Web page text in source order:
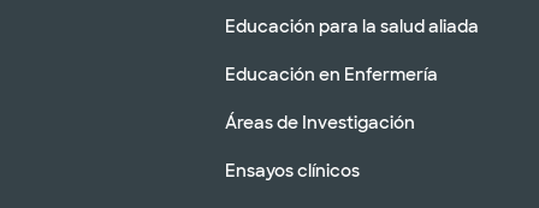
Educación para la salud aliada
Educación en Enfermería
Áreas de Investigación
Ensayos clínicos